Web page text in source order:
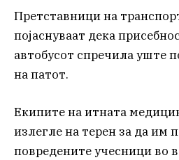
Претставници на
појаснуваат дека
автобусот спречила уште
на патот.
Екипите на итната
излегле на терен за да им
повредените учесници во